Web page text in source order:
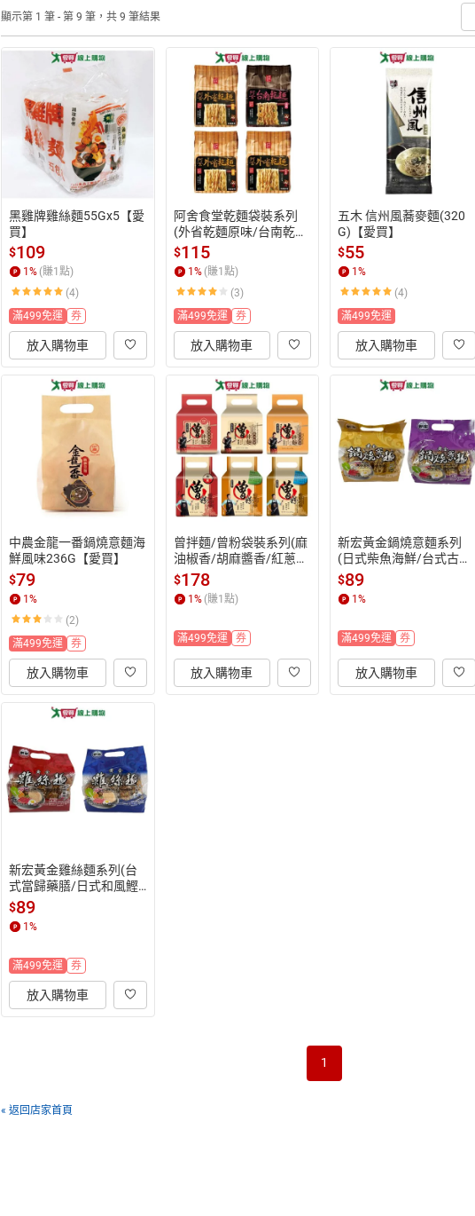
顯示第 1 筆 - 第 9 筆，共 9 筆結果
黑雞牌雞絲麵55Gx5【愛
買】
$109
1% (賺1點)
(4)
滿499免運
券
放入購物車
阿舍食堂乾麵袋裝系列
(外省乾麵原味/台南乾麵
油蔥/外省乾麵油蔥/外省
乾麵油蔥辣)(95Gx5入/
袋)【愛買】
$115
1% (賺1點)
(3)
滿499免運
券
放入購物車
五木 信州風蕎麥麵(320
G)【愛買】
$55
1%
(4)
滿499免運
放入購物車
中農金龍一番鍋燒意麵海
鮮風味236G【愛買】
$79
1%
(2)
滿499免運
券
放入購物車
曾拌麵/曾粉袋裝系列(麻
油椒香/胡麻醬香/紅蔥肉
燥/麻辣肉燥/紅蔥肉燥/
香菇肉燥)(4入/袋)【愛
買】
$178
1% (賺1點)
滿499免運 券
放入購物車
新宏黃金鍋燒意麵系列
(日式柴魚海鮮/台式古早
肉燥)(335g/包)【愛買】
$89
1%
滿499免運 券
放入購物車
新宏黃金雞絲麵系列(台
式當歸藥膳/日式和風鰹
魚)(335g/包)【愛買】
$89
1%
滿499免運 券
放入購物車
1
« 返回店家首頁